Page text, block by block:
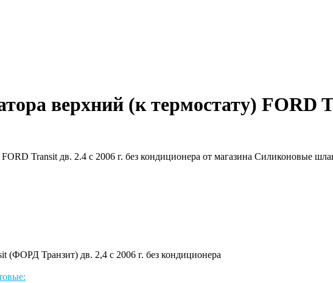
верхний (к термостату) FORD
(ФОРД Транзит) дв. 2,4 с 2006 г. без кондиционера